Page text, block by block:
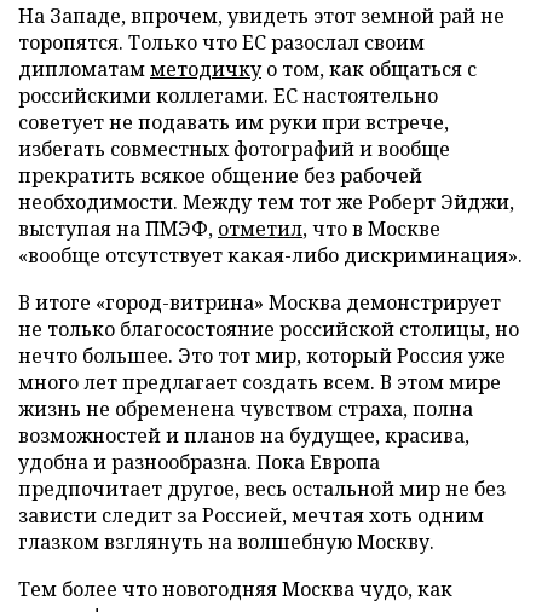
На Западе, впрочем, увидеть этот земной рай не
торопятся. Только что ЕС разослал своим
дипломатамметодичкуо том, как общаться с
российскими коллегами. ЕС настоятельно
советует не подавать им руки при встрече,
избегать совместных фотографий и вообще
прекратить всякое общение без рабочей
необходимости. Между тем тот же Роберт Эйджи,
выступая на ПМЭФ, отметил, что в Москве
«вообще отсутствует какая-либо дискриминация».
В итоге «город-витрина» Москва демонстрирует
не только благосостояние российской столицы, но
нечто большее. Это тот мир, который Россия уже
много лет предлагает создать всем. В этом мире
жизнь не обременена чувством страха, полна
возможностей и планов на будущее, красива,
удобна и разнообразна. Пока Европа
предпочитает другое, весь остальной мир не без
зависти следит за Россией, мечтая хоть одним
глазком взглянуть на волшебную Москву.
Тем более что новогодняя Москва чудо, как